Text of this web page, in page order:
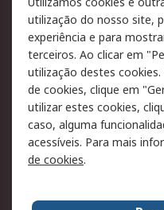
Pagamento e
faturação
Legal
Aviso legal
Política de
- Atualizada
Condições de venda
Sobre a RS
utilização do nosso site,
experiência e para
terceiros. Ao clicar em
utilização destes
de cookies, clique em
utilizar estes cookies,
caso, alguma
acessíveis. Para mais
de cookies.